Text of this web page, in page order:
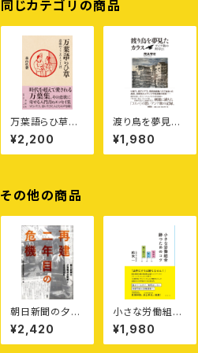
同じカテゴリの商品
万葉語らひ草
——恋歌のここ
ろとことば
¥2,200
渡り鳥を夢見た
カラス
¥1,980
その他の商品
朝日新聞の夕張
報道全記録2
——再建二年目
の危機
¥2,420
小さな労働組合
勝つためのコツ
——攻める・守
る・長く続ける
¥1,980